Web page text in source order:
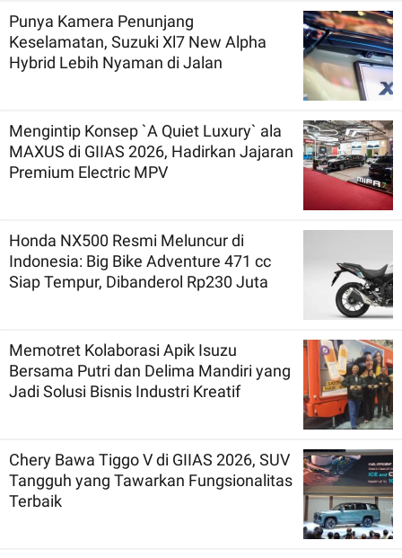
Punya Kamera Penunjang
Keselamatan, Suzuki Xl7 New Alpha
Hybrid Lebih Nyaman di Jalan
Mengintip Konsep `A Quiet Luxury` ala
MAXUS di GIIAS 2026, Hadirkan Jajaran
Premium Electric MPV
Honda NX500 Resmi Meluncur di
Indonesia: Big Bike Adventure 471 cc
Siap Tempur, Dibanderol Rp230 Juta
Memotret Kolaborasi Apik Isuzu
Bersama Putri dan Delima Mandiri yang
Jadi Solusi Bisnis Industri Kreatif
Chery Bawa Tiggo V di GIIAS 2026, SUV
Tangguh yang Tawarkan Fungsionalitas
Terbaik